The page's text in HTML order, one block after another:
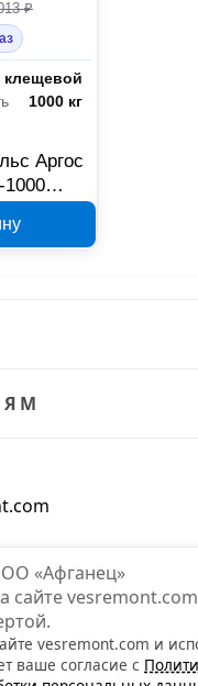
₽
клещевой
1000 кг
Аргос
«Афганец»
vesremont.com
vesremont.com и
ваше согласие с